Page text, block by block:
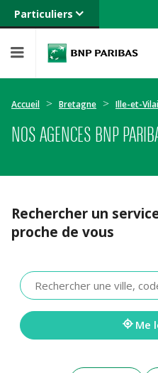
Particuliers
Banque privée
Entreprises
Accueil Bretagne Ille-et-
NOS AGENCES BNP
Rechercher un
proche de vous
Veuillez
renseigner
une
adresse
Me